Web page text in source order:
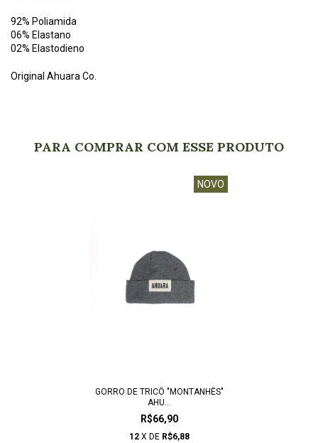
92% Poliamida
06% Elastano
02% Elastodieno
Original Ahuara Co.
PARA COMPRAR COM ESSE PRODUTO
NOVO
GORRO DE TRICÔ "MONTANHÊS"
AHU...
R$66,90
12 X DE R$6,88